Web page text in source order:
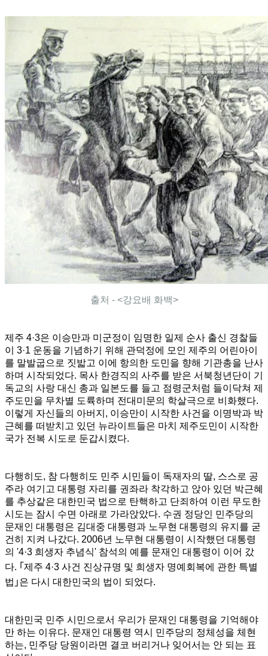
출처 - <강요배 화백>
제주 4·3은 이승만과 미군정이 임명한 일제 순사 출신 경찰들
이 3·1 운동을 기념하기 위해 관덕정에 모인 제주의 어린아이
를 말발굽으로 짓밟고 이에 항의한 도민을 향해 기관총을 난사
하며 시작되었다. 목사 한경직의 사주를 받은 서북청년단이 기
독교의 사랑 대신 총과 일본도를 들고 점령군처럼 들이닥쳐 제
주도민을 무차별 도륙하며 전대미문의 학살극으로 비화했다.
이렇게 자신들의 아버지, 이승만이 시작한 사건을 이명박과 박
근혜를 떠받치고 있던 뉴라이트들은 마치 제주도민이 시작한
국가 전복 시도로 둔갑시켰다.
다행히도, 참 다행히도 민주 시민들이 독재자의 딸, 스스로 공
주라 여기고 대통령 자리를 권좌라 착각하고 앉아 있던 박근혜
를 추상같은 대한민국 법으로 탄핵하고 단죄하여 이런 무도한
시도는 잠시 수면 아래로 가라앉았다. 수권 정당인 민주당의
문재인 대통령은 김대중 대통령과 노무현 대통령의 유지를 굳
건히 지켜 나갔다. 2006년 노무현 대통령이 시작했던 대통령
의 '4·3 희생자 추념식' 참석의 예를 문재인 대통령이 이어 갔
다. ｢ 제주 4·3 사건 진상규명 및 희생자 명예회복에 관한 특별
법 ｣은 다시 대한민국의 법이 되었다.
대한민국 민주 시민으로서 우리가 문재인 대통령을 기억해야
만 하는 이유다. 문재인 대통령 역시 민주당의 정체성을 체현
하는, 민주당 당원이라면 결코 버리거나 잊어서는 안 되는 표